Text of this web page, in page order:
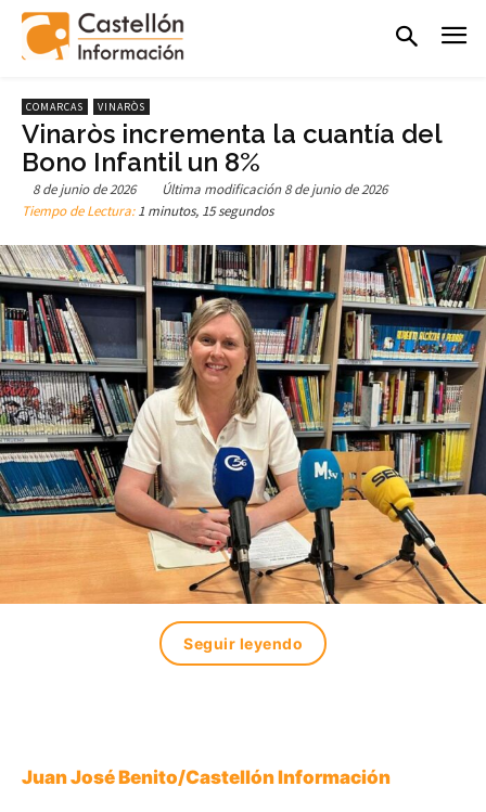
COMARCAS VINARÒS
Vinaròs incrementa la cuantía del
Bono Infantil un 8%
8 de junio de 2026 Última modificación 8 de junio de 2026
Tiempo de Lectura:1 minutos, 15 segundos
Seguir leyendo
Juan José Benito/Castellón Información